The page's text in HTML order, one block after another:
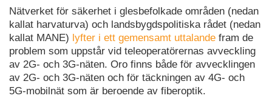
Nätverket för säkerhet i glesbefolkade områden (nedan
kallat harvaturva) och landsbygdspolitiska rådet (nedan
kallat MANE) lyfter i ett gemensamt uttalande fram de
problem som uppstår vid teleoperatörernas avveckling
av 2G- och 3G-näten. Oro finns både för avvecklingen
av 2G- och 3G-näten och för täckningen av 4G- och
5G-mobilnät som är beroende av fiberoptik.